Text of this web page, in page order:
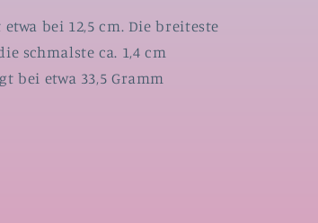
bei 12,5 cm. Die breiteste
schmalste ca. 1,4 cm
bei etwa 33,5 Gramm